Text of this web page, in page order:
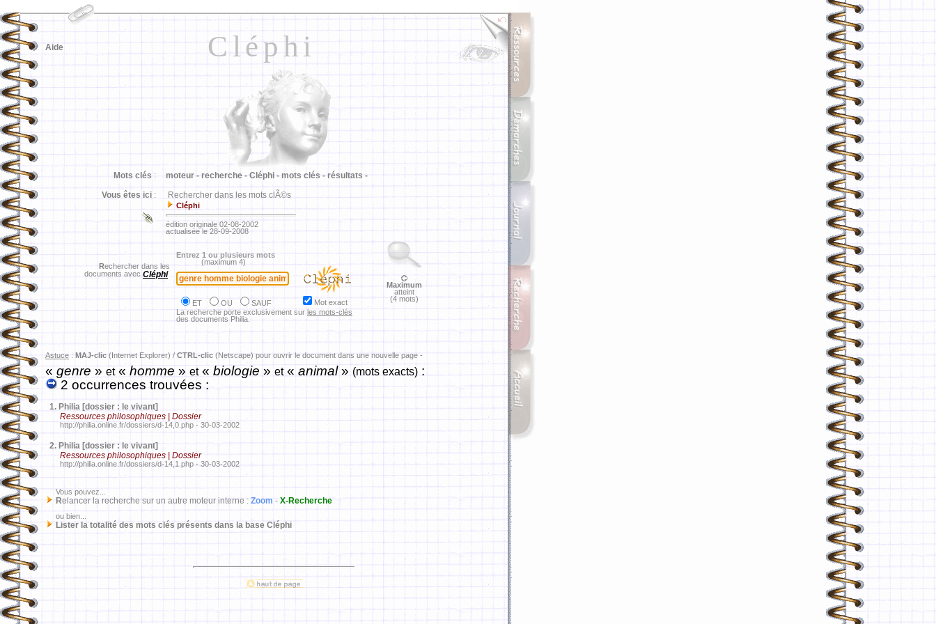
Cléphi
Aide
Mots clés : moteur - recherche - Cléphi - mots clés - résultats -
Vous êtes ici : Rechercher dans les mots clÃ©s
Cléphi
édition originale 02-08-2002
actualisée le 28-09-2008
Rechercher dans les
documents avec Cléphi
Entrez 1 ou plusieurs mots
(maximum 4)
ET OU SAUF
Mot exact
La recherche porte exclusivement sur les mots-clés
des documents Philia.
Maximum
atteint
(4 mots)
Astuce : MAJ-clic (Internet Explorer) / CTRL-clic (Netscape) pour ouvrir le document dans une nouvelle page -
«genre » et« homme » et« biologie » et« animal» (mots exacts) :
2 occurrences trouvées :
1. Philia [dossier : le vivant]
Ressources philosophiques | Dossier
http://philia.online.fr/dossiers/d-14,0.php - 30-03-2002
2. Philia [dossier : le vivant]
Ressources philosophiques | Dossier
http://philia.online.fr/dossiers/d-14,1.php - 30-03-2002
Vous pouvez...
Relancer la recherche sur un autre moteur interne : Zoom - X-Recherche
ou bien...
Lister la totalité des mots clés présents dans la base Cléphi